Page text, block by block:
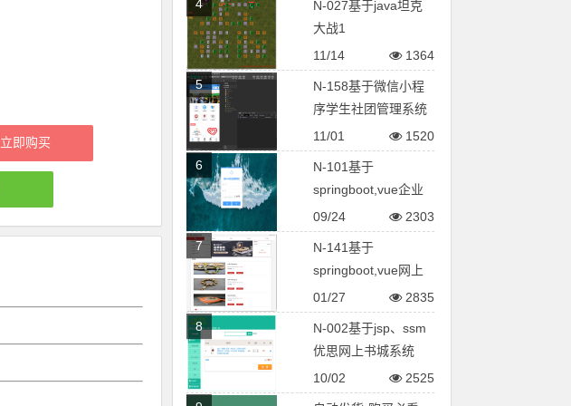
立即购买
4
N-027基于java坦克
大战1
11/14
1364
5
N-158基于微信小程
序学生社团管理系统
11/01
1520
6
N-101基于
springboot,vue企业
网盘系统
09/24
2303
7
N-141基于
springboot,vue网上
拍卖平台
01/27
2835
8
N-002基于jsp、ssm
优思网上书城系统
10/02
2525